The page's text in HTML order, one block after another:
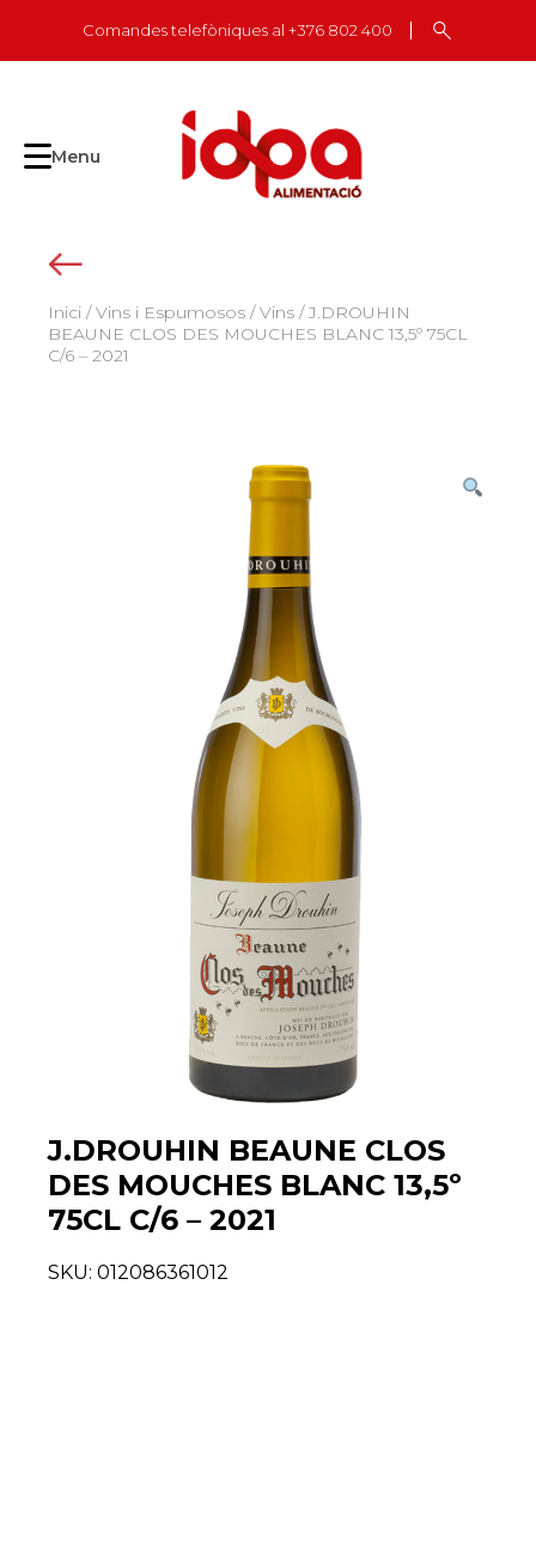
content
Comandes telefòniques al +376 802 400
Menu
Inici /Vins i Espumosos /Vins / J.DROUHIN
BEAUNE CLOS DES MOUCHES BLANC 13,5º 75CL
C/6 – 2021
J.DROUHIN BEAUNE CLOS
DES MOUCHES BLANC 13,5º
75CL C/6 – 2021
SKU: 012086361012